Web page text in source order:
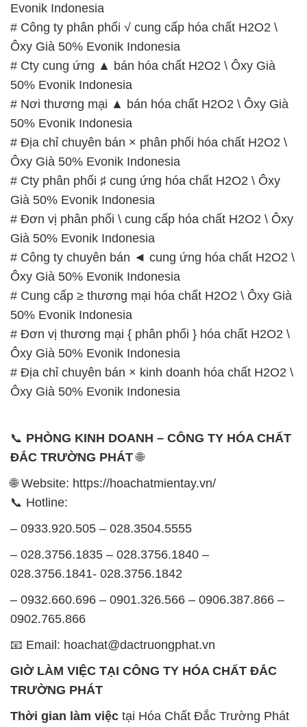
Evonik Indonesia
# Công ty phân phối √ cung cấp hóa chất H2O2 \
Ôxy Già 50% Evonik Indonesia
# Cty cung ứng ▲ bán hóa chất H2O2 \ Ôxy Già
50% Evonik Indonesia
# Nơi thương mại ▲ bán hóa chất H2O2 \ Ôxy Già
50% Evonik Indonesia
# Địa chỉ chuyên bán × phân phối hóa chất H2O2 \
Ôxy Già 50% Evonik Indonesia
# Cty phân phối ♯ cung ứng hóa chất H2O2 \ Ôxy
Già 50% Evonik Indonesia
# Đơn vị phân phối \ cung cấp hóa chất H2O2 \ Ôxy
Già 50% Evonik Indonesia
# Công ty chuyên bán ◄ cung ứng hóa chất H2O2 \
Ôxy Già 50% Evonik Indonesia
# Cung cấp ≥ thương mại hóa chất H2O2 \ Ôxy Già
50% Evonik Indonesia
# Đơn vị thương mại { phân phối } hóa chất H2O2 \
Ôxy Già 50% Evonik Indonesia
# Địa chỉ chuyên bán × kinh doanh hóa chất H2O2 \
Ôxy Già 50% Evonik Indonesia
📞 PHÒNG KINH DOANH – CÔNG TY HÓA CHẤT
ĐẮC TRƯỜNG PHÁT🌐
🌐 Website: https://hoachatmientay.vn/
📞 Hotline:
– 0933.920.505 – 028.3504.5555
– 028.3756.1835 – 028.3756.1840 –
028.3756.1841- 028.3756.1842
– 0932.660.696 – 0901.326.566 – 0906.387.866 –
0902.765.866
📧 Email: hoachat@dactruongphat.vn
GIỜ LÀM VIỆC TẠI CÔNG TY HÓA CHẤT ĐẮC
TRƯỜNG PHÁT
Thời gian làm việc tại Hóa Chất Đắc Trường Phát